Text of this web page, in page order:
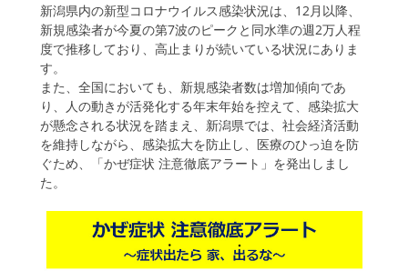
日
者
新潟県内の新型コロナウイルス感染状況は、12月以降、
新規感染者が今夏の第7波のピークと同水準の週2万人程
度で推移しており、高止まりが続いている状況にありま
す。
また、全国においても、新規感染者数は増加傾向であ
り、人の動きが活発化する年末年始を控えて、感染拡大
が懸念される状況を踏まえ、新潟県では、社会経済活動
を維持しながら、感染拡大を防止し、医療のひっ迫を防
ぐため、「かぜ症状 注意徹底アラート」を発出しまし
た。